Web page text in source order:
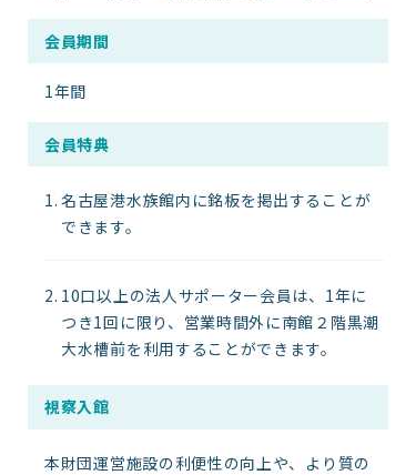
会員期間
1年間
会員特典
名古屋港水族館内に銘板を掲出することが
できます。
10口以上の法人サポーター会員は、1年に
つき1回に限り、営業時間外に南館２階黒潮
大水槽前を利用することができます。
視察入館
本財団運営施設の利便性の向上や、より質の